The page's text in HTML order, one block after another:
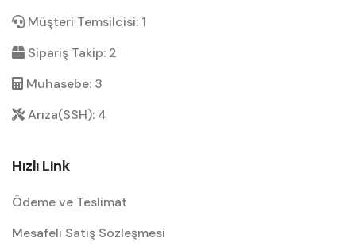
Müşteri Temsilcisi: 1
Sipariş Takip: 2
Muhasebe: 3
Arıza(SSH): 4
Hızlı Link
Ödeme ve Teslimat
Mesafeli Satış Sözleşmesi